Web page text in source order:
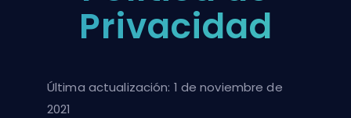
Privacidad
Última actualización: 1 de noviembre de
2021